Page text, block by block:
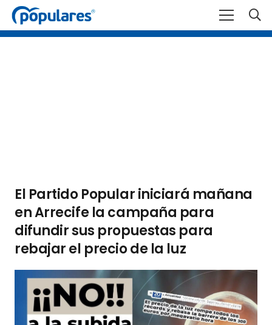
El Partido Popular iniciará mañana
en Arrecife la campaña para
difundir sus propuestas para
rebajar el precio de la luz